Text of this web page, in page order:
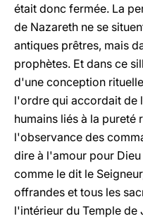
était donc fermée. La
de Nazareth ne se
antiques prêtres, mais
prophètes. Et dans ce
d'une conception
l'ordre qui accordait de
humains liés à la pureté
l'observance des
dire à l'amour pour
comme le dit le
offrandes et tous les
l'intérieur du Temple de